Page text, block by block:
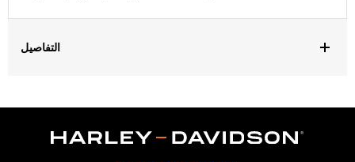
التفاصيل
WARRANTY:2 year limited warranty – Go towww.h-
Imported